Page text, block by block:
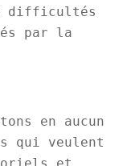
difficultés
par la
en aucun
qui veulent